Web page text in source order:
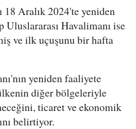
18 Aralık 2024'te yeniden
Uluslararası Havalimanı ise
ve ilk uçuşunu bir hafta
yeniden faaliyete
diğer bölgeleriyle
ticaret ve ekonomik
belirtiyor.